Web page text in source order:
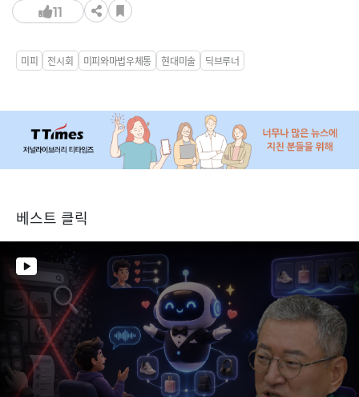
11
미피 전시회 미피와마법우체통 현대미술 딕브루너
베스트 클릭